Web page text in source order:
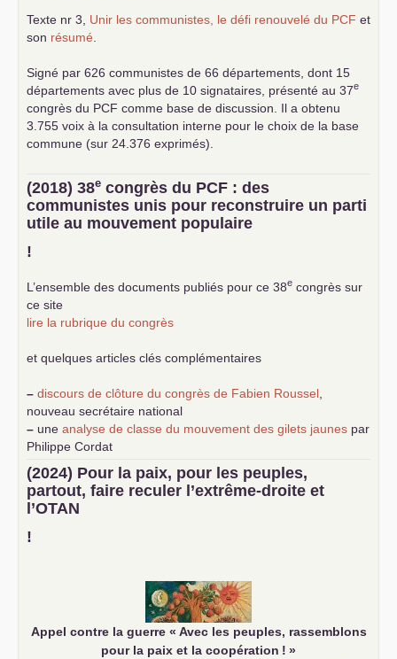
Texte nr 3, Unir les communistes, le défi renouvelé du PCF et
son résumé
Signé par 626 communistes de 66 départements, dont 15
départements avec plus de 10 signataires, présenté au 37e
congrès du PCF comme base de discussion. Il a obtenu
3.755 voix à la consultation interne pour le choix de la base
commune (sur 24.376 exprimés).
(2018) 38e congrès du PCF : des
communistes unis pour reconstruire un parti
utile au mouvement populaire
!
L’ensemble des documents publiés pour ce 38e congrès sur
ce site
lire la rubrique du congrès
et quelques articles clés complémentaires
– discours de clôture du congrès de Fabien Roussel
nouveau secrétaire national
– une analyse de classe du mouvement des gilets jaunes par
Philippe Cordat
–
un texte de Jean-Claude Delaunay
le marxisme est la
science sociale de notre temps
–un appel proposé aux partis communistes et ouvrier
d’Europe
–
(2024) Pour la paix, pour les peuples,
partout, faire reculer l’extrême-droite et
l’OTAN
!
Appel contre la guerre « Avec les peuples, rassemblons
pour la paix et la coopération ! »